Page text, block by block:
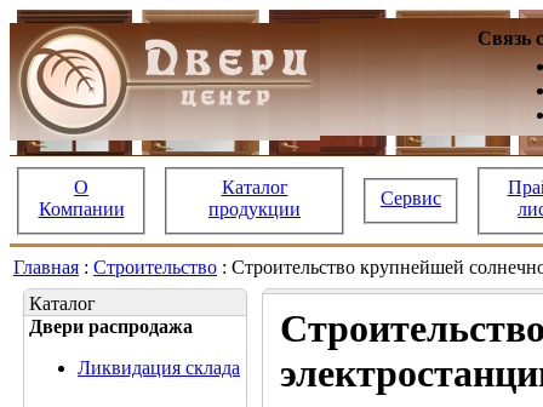
Связь
О
Компании
Каталог
продукции
Сервис
Главная : Строительство : Строительство крупнейшей
Каталог
Двери распродажа
Ликвидация склада